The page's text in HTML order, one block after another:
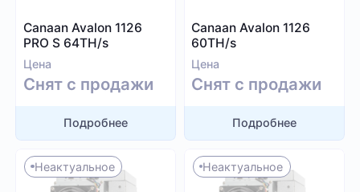
Handshake (HNS)
Monacoin (MONA)
Radiant (RXD)
Bitcoin SV (BSV)
Monero (XMR)
Выбрать все
Canaan
Iceriver
Innosilicon
FusionSilicon
Dayun
iBeLink
Посмотреть все
Canaan Avalon 1126
PRO S 64TH/s
Цена
Снят с продажи
Подробнее
Canaan Avalon 1126
60TH/s
Цена
Снят с продажи
Подробнее
Неактуальное Неактуальное